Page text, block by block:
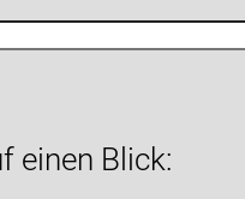
einen Blick: